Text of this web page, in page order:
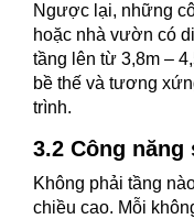
Ngược lại, những
hoặc nhà vườn có
tầng lên từ 3,8m –
bề thế và tương
trình.
3.2 Công
Không phải tầng
chiều cao. Mỗi